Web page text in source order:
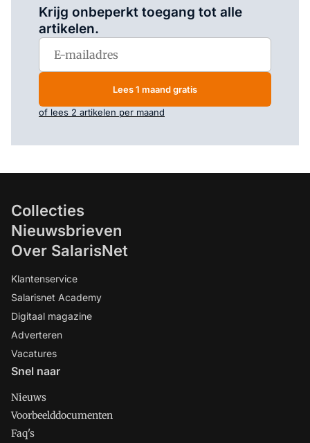
Krijg onbeperkt toegang tot alle
artikelen.
Lees 1 maand gratis
of lees 2 artikelen per maand
Collecties
Nieuwsbrieven
Over SalarisNet
Klantenservice
Salarisnet Academy
Digitaal magazine
Adverteren
Vacatures
Snel naar
Nieuws
Voorbeelddocumenten
Faq's